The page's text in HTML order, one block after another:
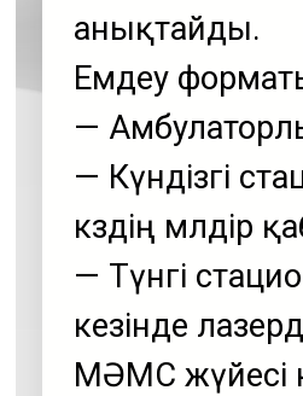
анықтайды.
Емдеу
—
— Күндізгі
көздің мөлдір
— Түнгі
кезінде
МӘМС жүйесі